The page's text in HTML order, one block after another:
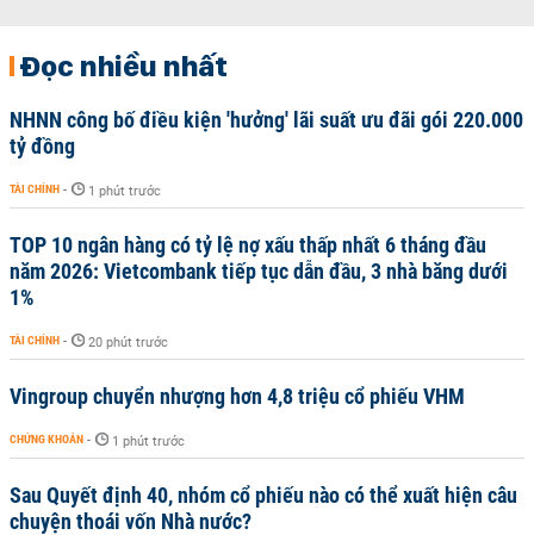
Đọc nhiều nhất
NHNN công bố điều kiện 'hưởng' lãi suất ưu đãi gói 220.000
tỷ đồng
TÀI CHÍNH - 1 phút trước
TOP 10 ngân hàng có tỷ lệ nợ xấu thấp nhất 6 tháng đầu
năm 2026: Vietcombank tiếp tục dẫn đầu, 3 nhà băng dưới
1%
TÀI CHÍNH - 20 phút trước
Vingroup chuyển nhượng hơn 4,8 triệu cổ phiếu VHM
CHỨNG KHOÁN - 1 phút trước
Sau Quyết định 40, nhóm cổ phiếu nào có thể xuất hiện câu
chuyện thoái vốn Nhà nước?